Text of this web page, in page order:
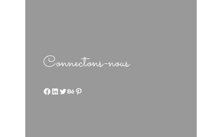
Connectons-nous
Facebook LinkedIn Twitter Behance Pinterest